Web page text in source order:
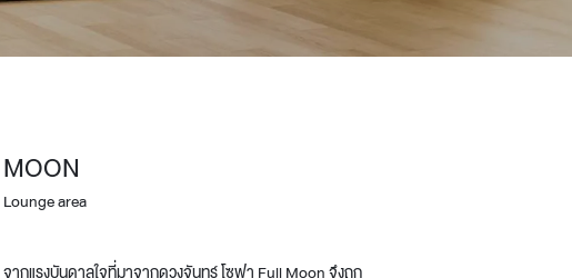
MOON
Lounge area
จากแรงบันดาลใจที่มาจากดวงจันทร์ โซฟา Full Moon จึงถูก